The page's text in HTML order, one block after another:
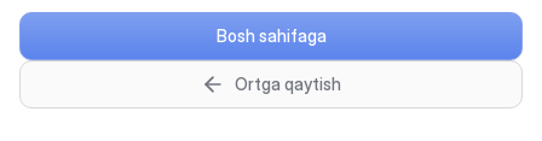
Ortga qaytish
Bosh sahifaga